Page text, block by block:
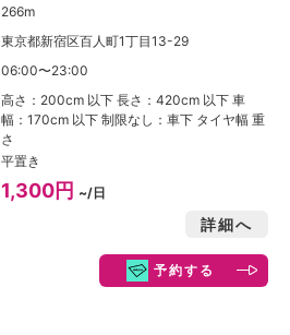
266m
東京都新宿区百人町1丁目13-29
06:00〜23:00
高さ：200cm 以下 長さ：420cm 以下 車
幅：170cm 以下 制限なし：車下 タイヤ幅 重
さ
平置き
1,300円 ~/日
詳細へ
予約する